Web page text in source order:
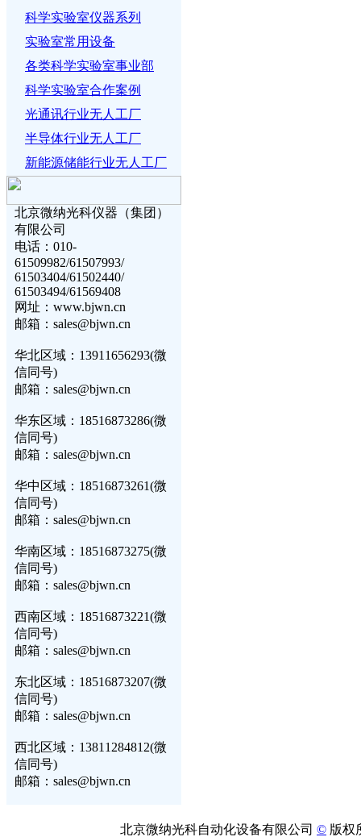
科学实验室仪器系列
实验室常用设备
各类科学实验室事业部
科学实验室合作案例
光通讯行业无人工厂
半导体行业无人工厂
新能源储能行业无人工厂
北京微纳光科仪器（集团）
有限公司
电话：010-
61509982/61507993/
61503404/61502440/
61503494/61569408
网址：www.bjwn.cn
邮箱：sales@bjwn.cn
华北区域：13911656293(微
信同号)
邮箱：sales@bjwn.cn
华东区域：18516873286(微
信同号)
邮箱：sales@bjwn.cn
华中区域：18516873261(微
信同号)
邮箱：sales@bjwn.cn
华南区域：18516873275(微
信同号)
邮箱：sales@bjwn.cn
西南区域：18516873221(微
信同号)
邮箱：sales@bjwn.cn
东北区域：18516873207(微
信同号)
邮箱：sales@bjwn.cn
西北区域：13811284812(微
信同号)
邮箱：sales@bjwn.cn
北京微纳光科自动化设备有限公司 © 版权